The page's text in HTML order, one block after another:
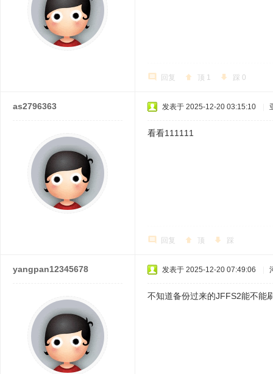
回复 顶 1 踩 0
as2796363 发表于 2025-12-20 03:15:10
看看111111
回复 顶 踩
yangpan12345678 发表于 2025-12-20 07:49:06
不知道备份过来的JFFS2能不能